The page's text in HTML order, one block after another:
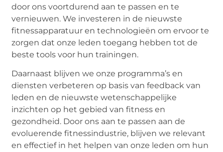
door ons voortdurend aan te passen en te
vernieuwen. We investeren in de nieuwste
fitnessapparatuur en technologieën om ervoor te
zorgen dat onze leden toegang hebben tot de
beste tools voor hun trainingen.
Daarnaast blijven we onze programma’s en
diensten verbeteren op basis van feedback van
leden en de nieuwste wetenschappelijke
inzichten op het gebied van fitness en
gezondheid. Door ons aan te passen aan de
evoluerende fitnessindustrie, blijven we relevant
en effectief in het helpen van onze leden om hun